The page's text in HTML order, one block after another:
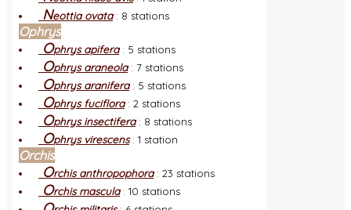
Neottia ovata: 8 stations
Ophrys
Ophrys apifera: 5 stations
Ophrys araneola: 7 stations
Ophrys aranifera: 5 stations
Ophrys fuciflora: 2 stations
Ophrys insectifera: 8 stations
Ophrys virescens: 1 station
Orchis
Orchis anthropophora: 23 stations
Orchis mascula: 10 stations